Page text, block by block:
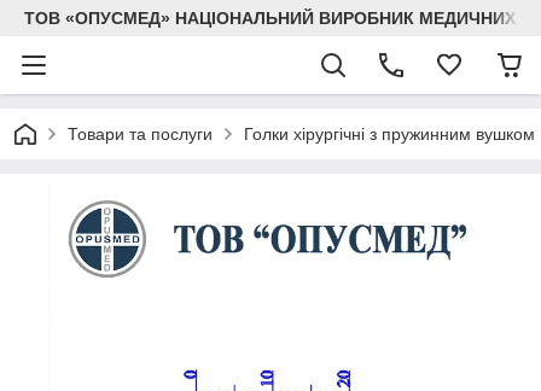
ТОВ «ОПУСМЕД» НАЦІОНАЛЬНИЙ ВИРОБНИК МЕДИЧНИХ
Товари та послуги Голки хірургічні з пружинним вушком